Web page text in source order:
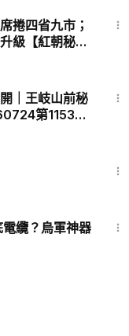
捲四省九市；
級【紅朝秘
｜王岐山前秘
第1153期)
纜？烏軍神器